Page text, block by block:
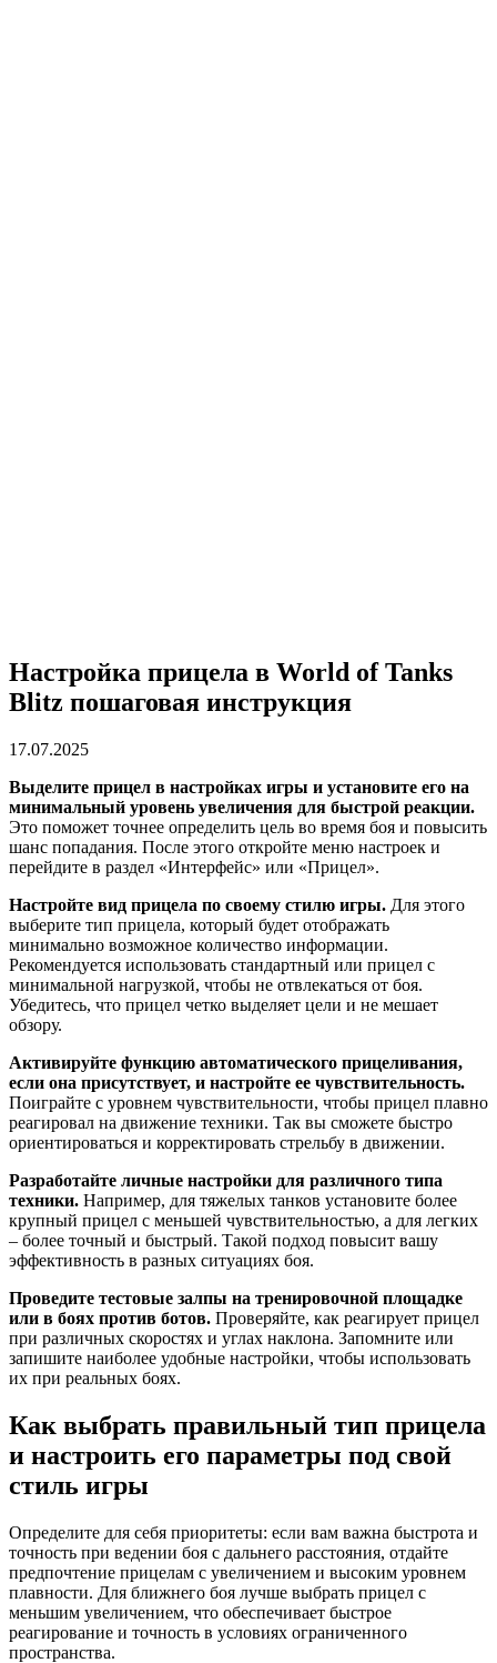
Настройка прицела в World of Tanks
Blitz пошаговая инструкция
17.07.2025
Выделите прицел в настройках игры и установите его на
минимальный уровень увеличения для быстрой реакции.
Это поможет точнее определить цель во время боя и повысить
шанс попадания. После этого откройте меню настроек и
перейдите в раздел «Интерфейс» или «Прицел».
Настройте вид прицела по своему стилю игры. Для этого
выберите тип прицела, который будет отображать
минимально возможное количество информации.
Рекомендуется использовать стандартный или прицел с
минимальной нагрузкой, чтобы не отвлекаться от боя.
Убедитесь, что прицел четко выделяет цели и не мешает
обзору.
Активируйте функцию автоматического прицеливания,
если она присутствует, и настройте ее чувствительность.
Поиграйте с уровнем чувствительности, чтобы прицел плавно
реагировал на движение техники. Так вы сможете быстро
ориентироваться и корректировать стрельбу в движении.
Разработайте личные настройки для различного типа
техники. Например, для тяжелых танков установите более
крупный прицел с меньшей чувствительностью, а для легких
– более точный и быстрый. Такой подход повысит вашу
эффективность в разных ситуациях боя.
Проведите тестовые залпы на тренировочной площадке
или в боях против ботов. Проверяйте, как реагирует прицел
при различных скоростях и углах наклона. Запомните или
запишите наиболее удобные настройки, чтобы использовать
их при реальных боях.
Как выбрать правильный тип прицела
и настроить его параметры под свой
стиль игры
Определите для себя приоритеты: если вам важна быстрота и
точность при ведении боя с дальнего расстояния, отдайте
предпочтение прицелам с увеличением и высоким уровнем
плавности. Для ближнего боя лучше выбрать прицел с
меньшим увеличением, что обеспечивает быстрое
реагирование и точность в условиях ограниченного
пространства.